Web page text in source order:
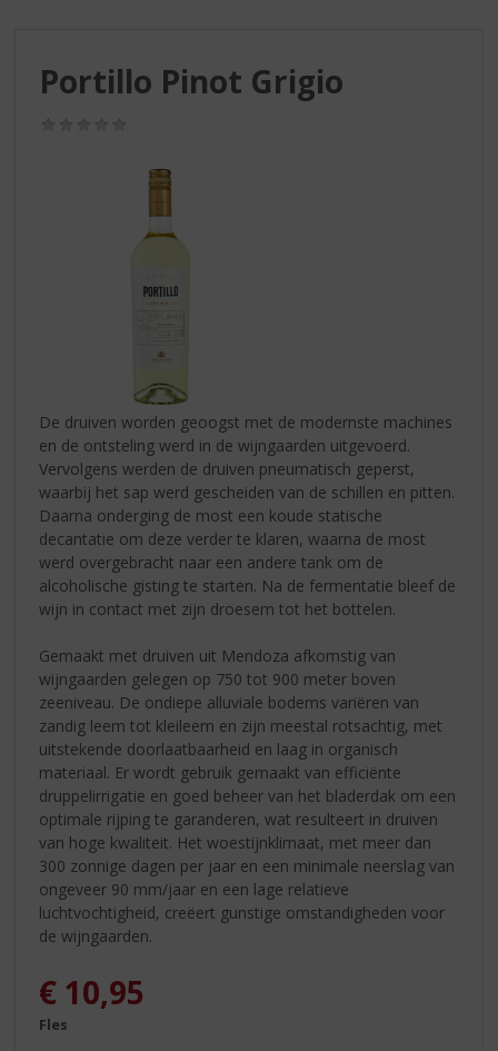
Portillo Pinot Grigio
De druiven worden geoogst met de modernste machines
en de ontsteling werd in de wijngaarden uitgevoerd.
Vervolgens werden de druiven pneumatisch geperst,
waarbij het sap werd gescheiden van de schillen en pitten.
Daarna onderging de most een koude statische
decantatie om deze verder te klaren, waarna de most
werd overgebracht naar een andere tank om de
alcoholische gisting te starten. Na de fermentatie bleef de
wijn in contact met zijn droesem tot het bottelen.
Gemaakt met druiven uit Mendoza afkomstig van
wijngaarden gelegen op 750 tot 900 meter boven
zeeniveau. De ondiepe alluviale bodems variëren van
zandig leem tot kleileem en zijn meestal rotsachtig, met
uitstekende doorlaatbaarheid en laag in organisch
materiaal. Er wordt gebruik gemaakt van efficiënte
druppelirrigatie en goed beheer van het bladerdak om een
optimale rijping te garanderen, wat resulteert in druiven
van hoge kwaliteit. Het woestijnklimaat, met meer dan
300 zonnige dagen per jaar en een minimale neerslag van
ongeveer 90 mm/jaar en een lage relatieve
luchtvochtigheid, creëert gunstige omstandigheden voor
de wijngaarden.
€ 10,95
Fles